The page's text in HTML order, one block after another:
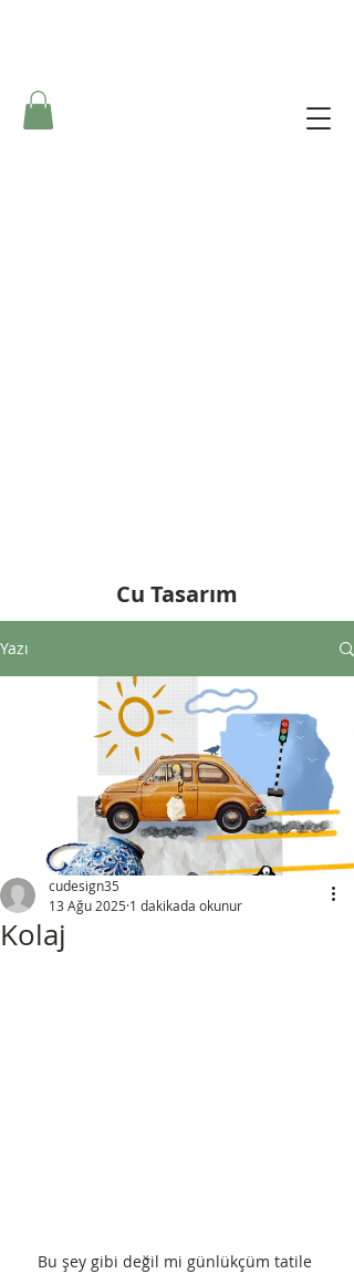
Cu Tasarım
Yazı
Kolaj
cudesign35
13 Ağu 2025 1 dakikada okunur
Bu şey gibi değil mi günlükçüm tatile